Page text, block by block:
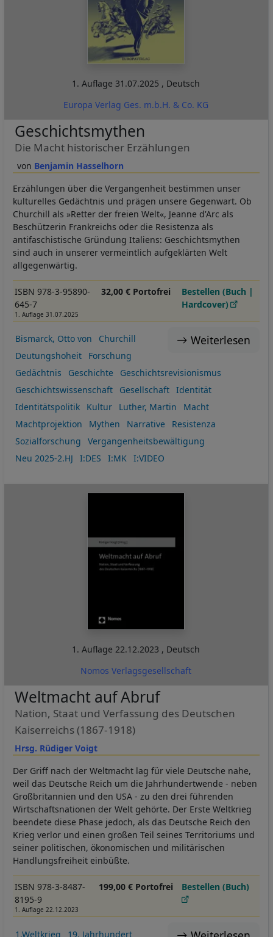
1. Auflage 31.07.2025 , Deutsch
Europa Verlag Ges. m.b.H. & Co. KG
Benjamin Hasselhorn
Geschichtsmythen
Die Macht historischer Erzählungen
Erzählungen über die Vergangenheit bestimmen unser
kulturelles Gedächtnis und prägen unsere Gegenwart. Ob
Churchill als »Retter der freien Welt«, Jeanne d'Arc als
Beschützerin Frankreichs oder die Resistenza als
antifaschistische Gründung Italiens: Geschichtsmythen
sind auch in unserer vermeintlich aufgeklärten Welt
allgegenwärtig.
ISBN 978-3-95890-
645-7
1. Auflage 31.07.2025
32,00 € Portofrei
Bestellen (Buch |
Hardcover)
Weiterlesen
Bismarck, Otto von
Churchill
Deutungshoheit
Forschung
Gedächtnis
Geschichte
Geschichtsrevisionismus
Geschichtswissenschaft
Gesellschaft
Identität
Identitätspolitik
Kultur Luther, Martin
Macht
Machtprojektion
Mythen Narrative
Resistenza
Sozialforschung
Vergangenheitsbewältigung
Neu 2025-2.HJ
I:DES I:MK I:VIDEO
1. Auflage22.12.2023 , Deutsch
Nomos Verlagsgesellschaft
Hrsg. Rüdiger Voigt
Weltmacht auf Abruf
Nation, Staat und Verfassung des Deutschen
Kaiserreichs (1867-1918)
Der Griff nach der Weltmacht lag für viele Deutsche nahe,
weil das Deutsche Reich um die Jahrhundertwende - neben
Großbritannien und den USA - zu den drei führenden
Wirtschaftsnationen der Welt gehörte. Der Erste Weltkrieg
beendete diese Phase jedoch, als das Deutsche Reich den
Krieg verlor und einen großen Teil seines Territoriums und
seiner politischen, ökonomischen und militärischen
Handlungsfreiheit einbüßte.
ISBN 978-3-8487-
8195-9
1. Auflage 22.12.2023
199,00 € Portofrei Bestellen (Buch)
1.Weltkrieg 19. Jahrhundert